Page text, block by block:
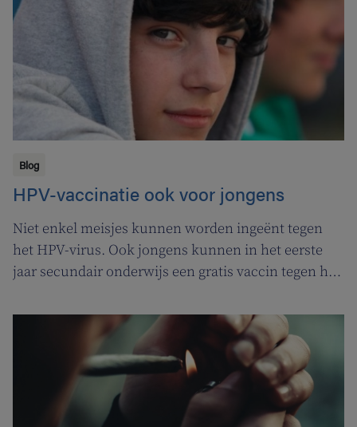
Blog
HPV-vaccinatie ook voor jongens
Niet enkel meisjes kunnen worden ingeënt tegen
het HPV-virus. Ook jongens kunnen in het eerste
jaar secundair onderwijs een gratis vaccin tegen het